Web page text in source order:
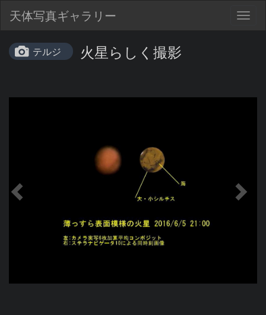
天体写真ギャラリー
テルジ 火星らしく撮影